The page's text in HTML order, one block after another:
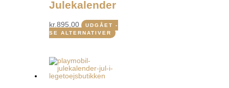
Julekalender
kr.895,00
UDGÅET -
SE ALTERNATIVER